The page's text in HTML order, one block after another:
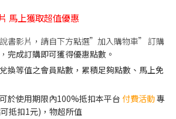
馬上獲取超值優惠
書影片，請自下方點選”加入購物車” 訂購
完成訂購即可獲得優惠點數。
換等值之會員點數，累積足夠點數、馬上免
於使用期限內100%抵扣本平台 付費活動專
抵扣1元)，物超所值